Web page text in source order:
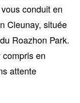
conduit en
Cleunay, située
Roazhon Park.
en
attente